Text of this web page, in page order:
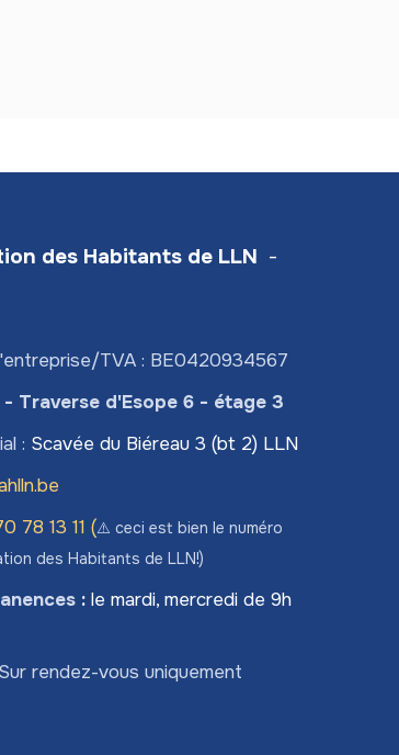
des Habitants de LLN -
TVA : BE0420934567
Traverse d'Esope 6 - étage 3
: Scavée du Biéreau 3 (bt 2) LLN
78​ 13 11 (⚠️ ceci est bien le numéro
des Habitants de LLN!)
: le mardi, mercredi de 9h
rendez-vous uniquement